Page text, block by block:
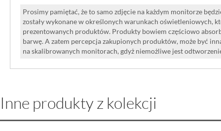
Prosimy pamiętać, że to samo zdjęcie na każdym monitorze
zostały wykonane w określonych warunkach oświetleniowych,
prezentowanych produktów. Produkty bowiem częściowo
barwę. A zatem percepcja zakupionych produktów, może być
na skalibrowanych monitorach, gdyż niemożliwe jest
Inne produkty z kolekcji